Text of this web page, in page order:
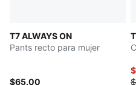
T7 ALWAYS ON
Pants recto para mujer
$65.00